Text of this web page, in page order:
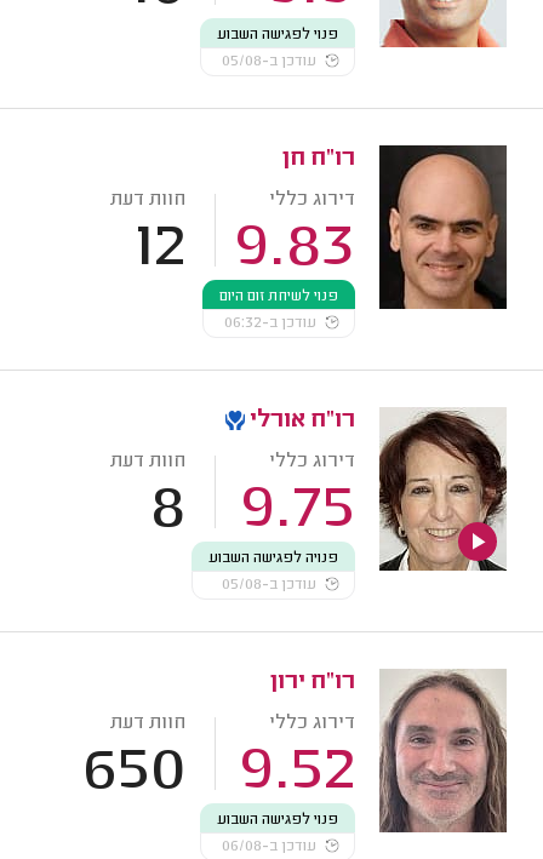
פנוי לפגישה השבוע
עודכן ב-05/08
רו"ח חן
דירוג כללי
9.83
חוות דעת
12
פנוי לשיחת זום היום
עודכן ב-06:32
רו"ח אורלי
דירוג כללי
9.75
חוות דעת
8
פנויה לפגישה השבוע
עודכן ב-05/08
רו"ח ירון
דירוג כללי
9.52
חוות דעת
650
פנוי לפגישה השבוע
עודכן ב-06/08